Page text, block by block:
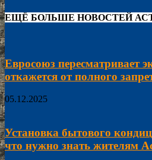
ЕЩЁ БОЛЬШЕ НОВОСТЕЙ
Евросоюз пересматривает
откажется от полного
05.12.2025
Установка бытового
что нужно знать жителям